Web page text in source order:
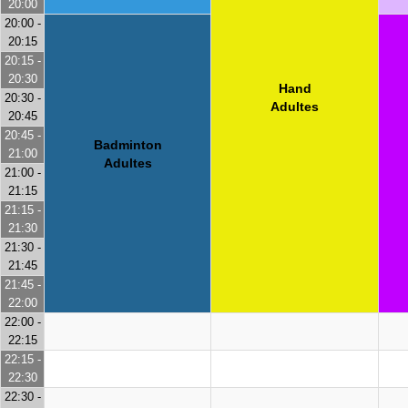
Hand
Adultes
20:00
20:00 -
20:15
Badminton
Adultes
20:15 -
20:30
20:30 -
20:45
20:45 -
21:00
21:00 -
21:15
21:15 -
21:30
21:30 -
21:45
21:45 -
22:00
22:00 -
22:15
22:15 -
22:30
22:30 -